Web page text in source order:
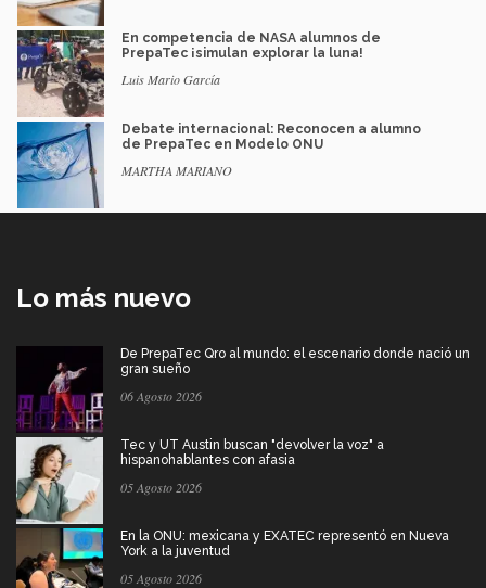
En competencia de NASA alumnos de
PrepaTec ¡simulan explorar la luna!
Luis Mario García
Debate internacional: Reconocen a alumno
de PrepaTec en Modelo ONU
MARTHA MARIANO
Lo más nuevo
De PrepaTec Qro al mundo: el escenario donde nació un
gran sueño
06 Agosto 2026
Tec y UT Austin buscan "devolver la voz" a
hispanohablantes con afasia
05 Agosto 2026
En la ONU: mexicana y EXATEC representó en Nueva
York a la juventud
05 Agosto 2026